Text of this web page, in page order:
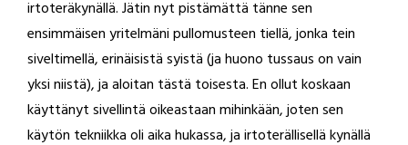
irtoteräkynällä. Jätin nyt pistämättä tänne sen
ensimmäisen yritelmäni pullomusteen tiellä, jonka tein
siveltimellä, erinäisistä syistä (ja huono tussaus on vain
yksi niistä), ja aloitan tästä toisesta. En ollut koskaan
käyttänyt sivellintä oikeastaan mihinkään, joten sen
käytön tekniikka oli aika hukassa, ja irtoterällisellä kynällä